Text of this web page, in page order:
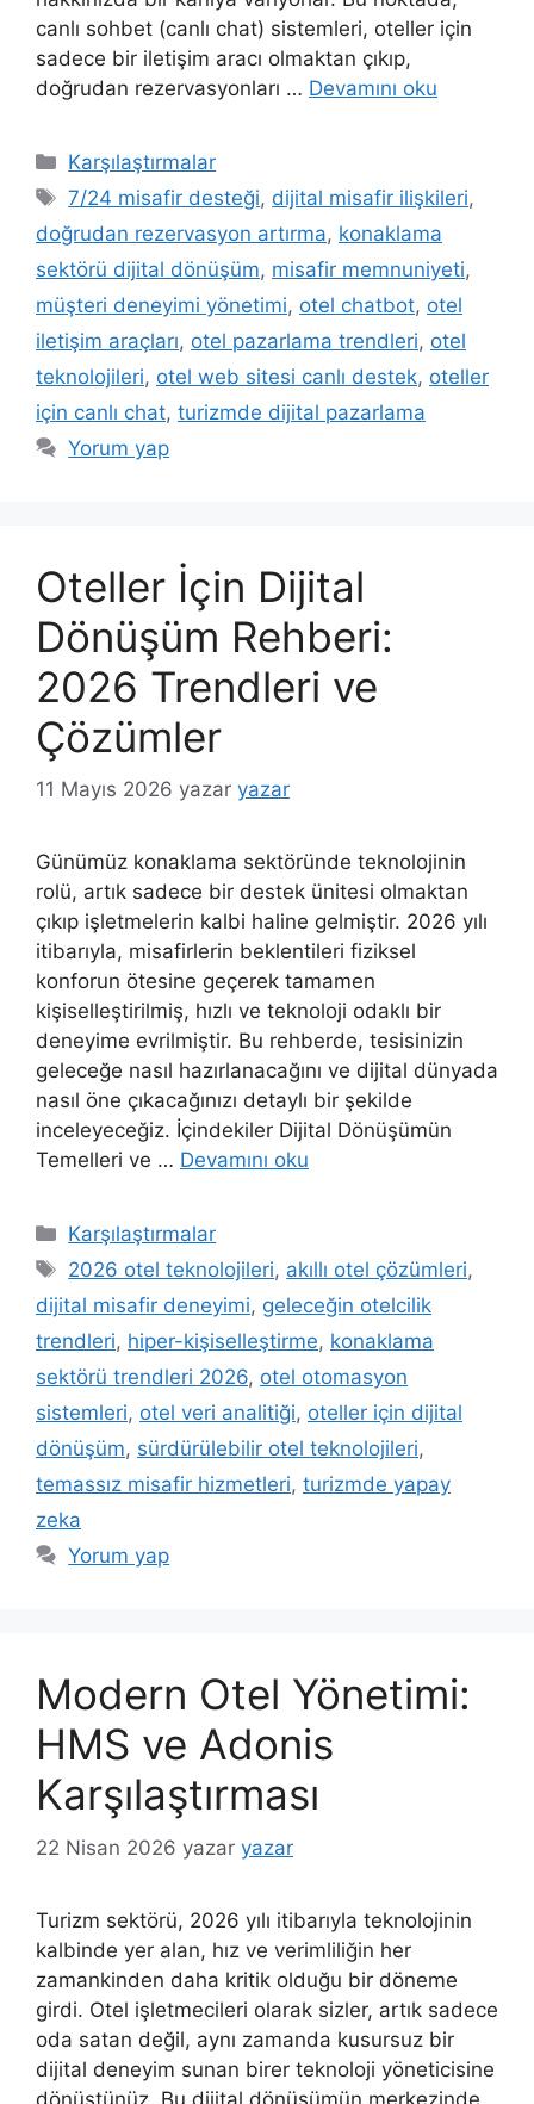
canlı sohbet (canlı chat) sistemleri, oteller için
sadece bir iletişim aracı olmaktan çıkıp,
doğrudan rezervasyonları … Devamını oku
Kategoriler
Karşılaştırmalar
Etiketler
7/24 misafir desteği, dijital misafir ilişkileri,
doğrudan rezervasyon artırma, konaklama
sektörü dijital dönüşüm, misafir memnuniyeti,
müşteri deneyimi yönetimi, otel chatbot, otel
iletişim araçları, otel pazarlama trendleri, otel
teknolojileri, otel web sitesi canlı destek, oteller
için canlı chat, turizmde dijital pazarlama
Yorum yap
Oteller İçin Dijital
Dönüşüm Rehberi:
2026 Trendleri ve
Çözümler
11 Mayıs 2026 yazar yazar
Günümüz konaklama sektöründe teknolojinin
rolü, artık sadece bir destek ünitesi olmaktan
çıkıp işletmelerin kalbi haline gelmiştir. 2026 yılı
itibarıyla, misafirlerin beklentileri fiziksel
konforun ötesine geçerek tamamen
kişiselleştirilmiş, hızlı ve teknoloji odaklı bir
deneyime evrilmiştir. Bu rehberde, tesisinizin
geleceğe nasıl hazırlanacağını ve dijital dünyada
nasıl öne çıkacağınızı detaylı bir şekilde
inceleyeceğiz. İçindekiler Dijital Dönüşümün
Temelleri ve … Devamını oku
Kategoriler
Karşılaştırmalar
Etiketler
2026 otel teknolojileri, akıllı otel çözümleri,
dijital misafir deneyimi, geleceğin otelcilik
trendleri, hiper-kişiselleştirme, konaklama
sektörü trendleri 2026, otel otomasyon
sistemleri, otel veri analitiği, oteller için dijital
dönüşüm, sürdürülebilir otel teknolojileri,
temassız misafir hizmetleri, turizmde yapay
zeka
Yorum yap
Modern Otel Yönetimi:
HMS ve Adonis
Karşılaştırması
22 Nisan 2026 yazar yazar
Turizm sektörü, 2026 yılı itibarıyla teknolojinin
kalbinde yer alan, hız ve verimliliğin her
zamankinden daha kritik olduğu bir döneme
girdi. Otel işletmecileri olarak sizler, artık sadece
oda satan değil, aynı zamanda kusursuz bir
dijital deneyim sunan birer teknoloji yöneticisine
dönüştünüz. Bu dijital dönüşümün merkezinde